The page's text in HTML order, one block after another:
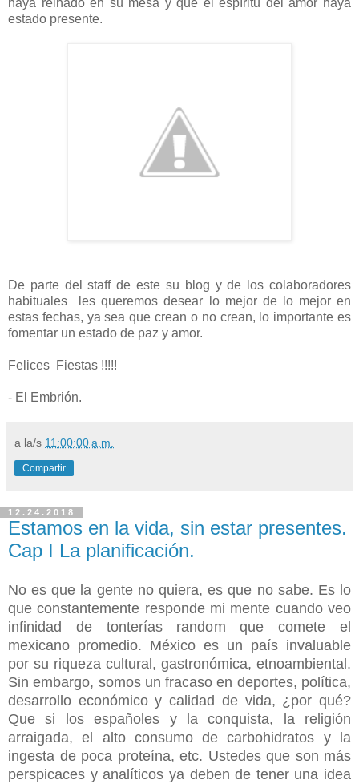
haya reinado en su mesa y que el espíritu del amor haya
estado presente.
De parte del staff de este su blog y de los colaboradores
habituales les queremos desear lo mejor de lo mejor en
estas fechas, ya sea que crean o no crean, lo importante es
fomentar un estado de paz y amor.
Felices Fiestas !!!!!
- El Embrión.
a la/s 11:00:00 a.m.
Compartir
12.24.2018
Estamos en la vida, sin estar presentes.
Cap I La planificación.
No es que la gente no quiera, es que no sabe. Es lo
que constantemente responde mi mente cuando veo
infinidad de tonterías random que comete el
mexicano promedio. México es un país invaluable
por su riqueza cultural, gastronómica, etnoambiental.
Sin embargo, somos un fracaso en deportes, política,
desarrollo económico y calidad de vida, ¿por qué?
Que si los españoles y la conquista, la religión
arraigada, el alto consumo de carbohidratos y la
ingesta de poca proteína, etc. Ustedes que son más
perspicaces y analíticos ya deben de tener una idea